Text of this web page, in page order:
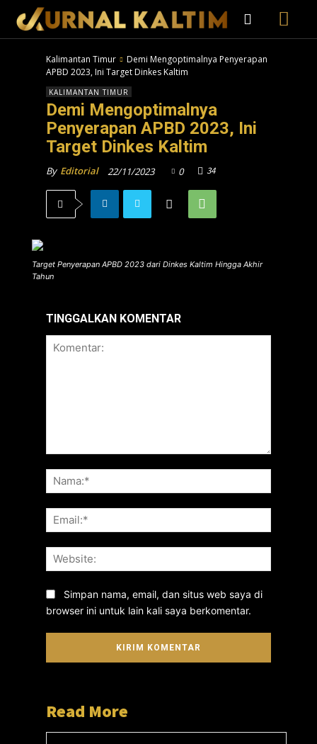
Kalimantan Timur
Demi Mengoptimalnya Penyerapan
APBD 2023, Ini Target Dinkes Kaltim
KALIMANTAN TIMUR
Demi Mengoptimalnya
Penyerapan APBD 2023, Ini
Target Dinkes Kaltim
By Editorial 22/11/2023 0 34
Target Penyerapan APBD 2023 dari Dinkes Kaltim Hingga Akhir
Tahun
TINGGALKAN KOMENTAR
Simpan nama, email, dan situs web saya di
browser ini untuk lain kali saya berkomentar.
Read More